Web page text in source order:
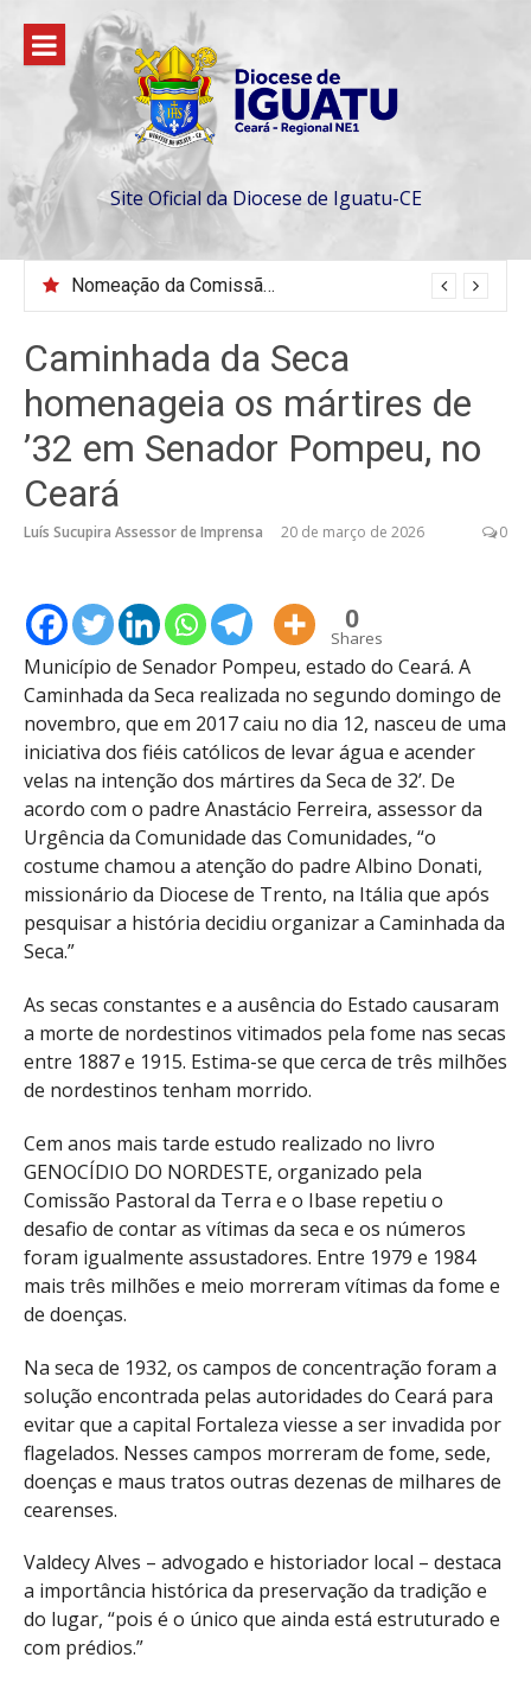
para
conteúdo
Site Oficial da Diocese de Iguatu-CE
Nomeação da Comissão da Escola Diaconal São Lourenço
Caminhada da Seca
homenageia os mártires de
’32 em Senador Pompeu, no
Ceará
Luís Sucupira Assessor de Imprensa 20 de março de 2026 0
0
Shares
Município de Senador Pompeu, estado do Ceará. A
Caminhada da Seca realizada no segundo domingo de
novembro, que em 2017 caiu no dia 12, nasceu de uma
iniciativa dos fiéis católicos de levar água e acender
velas na intenção dos mártires da Seca de 32’. De
acordo com o padre Anastácio Ferreira, assessor da
Urgência da Comunidade das Comunidades, “o
costume chamou a atenção do padre Albino Donati,
missionário da Diocese de Trento, na Itália que após
pesquisar a história decidiu organizar a Caminhada da
Seca.”
As secas constantes e a ausência do Estado causaram
a morte de nordestinos vitimados pela fome nas secas
entre 1887 e 1915. Estima-se que cerca de três milhões
de nordestinos tenham morrido.
Cem anos mais tarde estudo realizado no livro
GENOCÍDIO DO NORDESTE, organizado pela
Comissão Pastoral da Terra e o Ibase repetiu o
desafio de contar as vítimas da seca e os números
foram igualmente assustadores. Entre 1979 e 1984
mais três milhões e meio morreram vítimas da fome e
de doenças.
Na seca de 1932, os campos de concentração foram a
solução encontrada pelas autoridades do Ceará para
evitar que a capital Fortaleza viesse a ser invadida por
flagelados. Nesses campos morreram de fome, sede,
doenças e maus tratos outras dezenas de milhares de
cearenses.
Valdecy Alves – advogado e historiador local – destaca
a importância histórica da preservação da tradição e
do lugar, “pois é o único que ainda está estruturado e
com prédios.”